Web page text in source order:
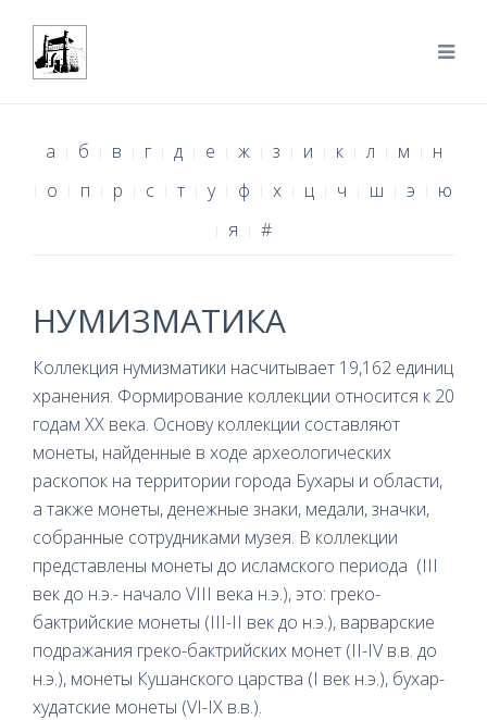
а б в г д е ж з и к л м
н
о
п р с т у ф х ц ч ш э
ю
я
#
НУМИЗМАТИКА
Коллекция нумизматики насчитывает 19,162 единиц
хранения. Формирование коллекции относится к 20
годам XX века. Основу коллекции составляют
монеты, найденные в ходе археологических
раскопок на территории города Бухары и области,
а также монеты, денежные знаки, медали, значки,
собранные сотрудниками музея. В коллекции
представлены монеты до исламского периода (III
век до н.э.- начало VIII века н.э.), это: греко-
бактрийские монеты (III-II век до н.э.), варварские
подражания греко-бактрийских монет (II-IV в.в. до
н.э.), монеты Кушанского царства (I век н.э.), бухар-
худатские монеты (VI-IX в.в.).